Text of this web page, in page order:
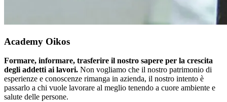
Academy Oikos
Formare, informare, trasferire il nostro sapere per la crescita
degli addetti ai lavori. Non vogliamo che il nostro patrimonio di
esperienze e conoscenze rimanga in azienda, il nostro intento è
passarlo a chi vuole lavorare al meglio tenendo a cuore ambiente e
salute delle persone.